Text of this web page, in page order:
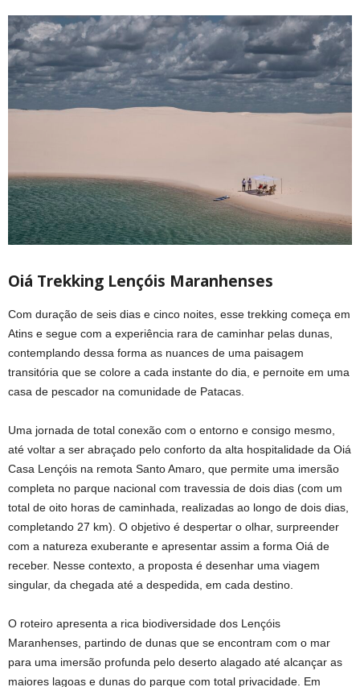
Oiá Trekking Lençóis Maranhenses
Com duração de seis dias e cinco noites, esse trekking começa em
Atins e segue com a experiência rara de caminhar pelas dunas,
contemplando dessa forma as nuances de uma paisagem
transitória que se colore a cada instante do dia, e pernoite em uma
casa de pescador na comunidade de Patacas.
Uma jornada de total conexão com o entorno e consigo mesmo,
até voltar a ser abraçado pelo conforto da alta hospitalidade da Oiá
Casa Lençóis na remota Santo Amaro, que permite uma imersão
completa no parque nacional com travessia de dois dias (com um
total de oito horas de caminhada, realizadas ao longo de dois dias,
completando 27 km). O objetivo é despertar o olhar, surpreender
com a natureza exuberante e apresentar assim a forma Oiá de
receber. Nesse contexto, a proposta é desenhar uma viagem
singular, da chegada até a despedida, em cada destino.
O roteiro apresenta a rica biodiversidade dos Lençóis
Maranhenses, partindo de dunas que se encontram com o mar
para uma imersão profunda pelo deserto alagado até alcançar as
maiores lagoas e dunas do parque com total privacidade. Em